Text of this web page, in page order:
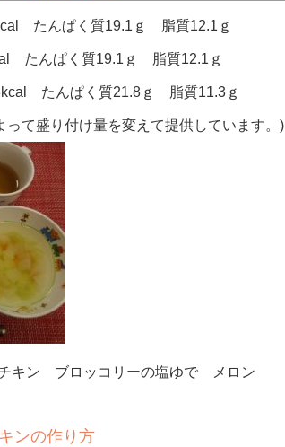
たんぱく質19.1ｇ 脂質12.1ｇ
たんぱく質19.1ｇ 脂質12.1ｇ
たんぱく質21.8ｇ 脂質11.3ｇ
って盛り付け量を変えて提供しています。)
キン ブロッコリーの塩ゆで メロン
ンの作り方